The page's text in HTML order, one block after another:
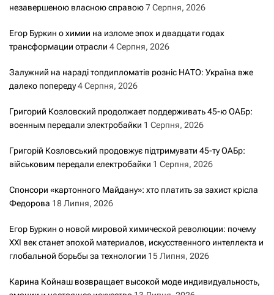
незавершеною власною справою7 Серпня, 2026
Егор Буркин о химии на изломе эпох и двадцати годах
трансформации отрасли 4 Серпня, 2026
Залужний на нараді топдипломатів розніс НАТО: Україна вже
далеко попереду4 Серпня, 2026
Григорий Козловский продолжает поддерживать 45-ю ОАБр:
военным передали электробайки 1 Серпня, 2026
Григорій Козловський продовжує підтримувати 45-ту ОАБр:
військовим передали електробайки 1 Серпня, 2026
Спонсори «картонного Майдану»: хто платить за захист крісла
Федорова 18 Липня, 2026
Егор Буркин о новой мировой химической революции: почему
XXI век станет эпохой материалов, искусственного интеллекта и
глобальной борьбы за технологии 15 Липня, 2026
Карина Койнаш возвращает высокой моде индивидуальность,